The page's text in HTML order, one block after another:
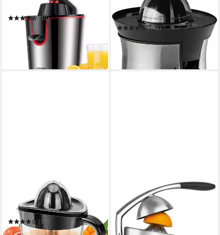
Zitruspresse SB-7050
(10)
39,90 € UVP
in 3-4 Werktagen bei dir
Zitruspresse Classic 22760-
(113)
ab 34,99 €
-51%
in 2-3 Werktagen bei dir
Entsafter Saftpresse
Elektrisch 2 Kegel,
Orangenpresse, Zitruspresse
(50)
ab 17,99 € UVP29,99 €
Zitruspresse SCP800BAL the
Citrus Press Pro
222,00 € UVP
259,90 €
20,28 €mtl. in 12 Raten